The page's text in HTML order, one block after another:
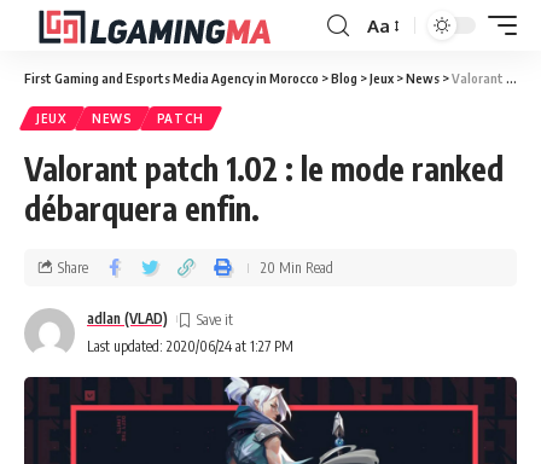
Aa
First Gaming and Esports Media Agency in Morocco >Blog >Jeux >News >Valorant patch 1.02 : le mode ranked débarquera enfin.
JEUX NEWS PATCH
Valorant patch 1.02 : le mode ranked
débarquera enfin.
Last updated: 2020/06/24 at 1:27 PM
adlan (VLAD)
Share 20 Min Read